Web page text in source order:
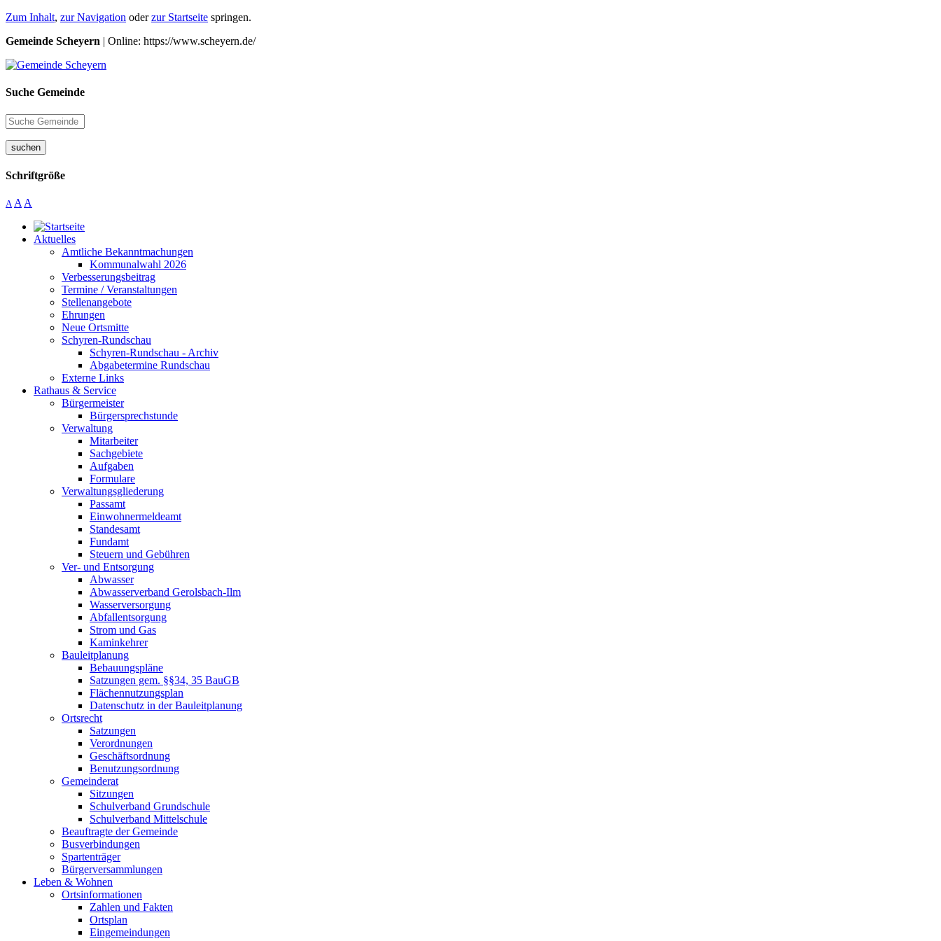
Zum Inhalt, zur Navigation oderzur Startseite springen.
Gemeinde Scheyern | Online: https://www.scheyern.de/
Suche Gemeinde
suchen
Schriftgröße
A A A
Aktuelles
Amtliche Bekanntmachungen
Kommunalwahl 2026
Verbesserungsbeitrag
Termine / Veranstaltungen
Stellenangebote
Ehrungen
Neue Ortsmitte
Schyren-Rundschau
Schyren-Rundschau - Archiv
Abgabetermine Rundschau
Externe Links
Rathaus & Service
Bürgermeister
Bürgersprechstunde
Verwaltung
Mitarbeiter
Sachgebiete
Aufgaben
Formulare
Verwaltungsgliederung
Passamt
Einwohnermeldeamt
Standesamt
Fundamt
Steuern und Gebühren
Ver- und Entsorgung
Abwasser
Abwasserverband Gerolsbach-Ilm
Wasserversorgung
Abfallentsorgung
Strom und Gas
Kaminkehrer
Bauleitplanung
Bebauungspläne
Satzungen gem. §§34, 35 BauGB
Flächennutzungsplan
Datenschutz in der Bauleitplanung
Ortsrecht
Satzungen
Verordnungen
Geschäftsordnung
Benutzungsordnung
Gemeinderat
Sitzungen
Schulverband Grundschule
Schulverband Mittelschule
Beauftragte der Gemeinde
Busverbindungen
Spartenträger
Bürgerversammlungen
Leben & Wohnen
Ortsinformationen
Zahlen und Fakten
Ortsplan
Eingemeindungen